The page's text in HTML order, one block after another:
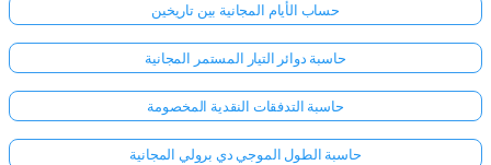
حساب الأيام المجانية بين تاريخين
حاسبة دوائر التيار المستمر المجانية
حاسبة التدفقات النقدية المخصومة
حاسبة الطول الموجي دي برولي المجانية